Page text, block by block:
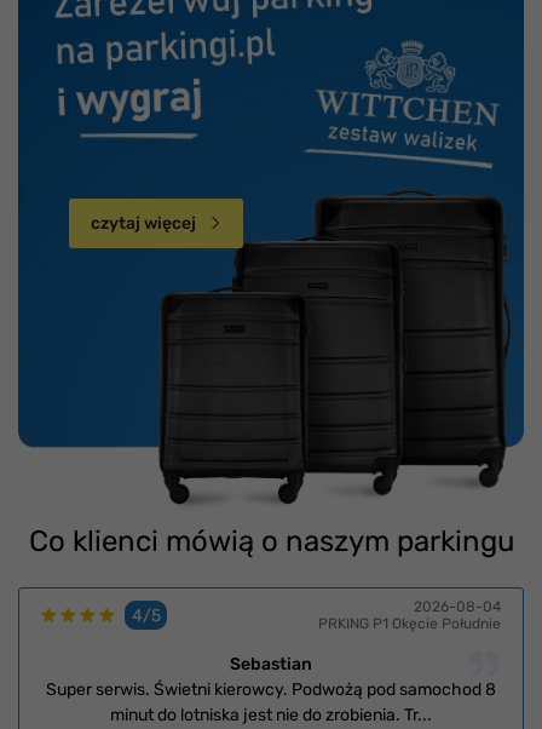
czytaj więcej
Co klienci mówią o naszym parkingu
4/5
2026-08-04
PRKING P1 Okęcie Południe
Sebastian
Super serwis. Świetni kierowcy. Podwożą pod samochod 8
minut do lotniska jest nie do zrobienia. Tr...